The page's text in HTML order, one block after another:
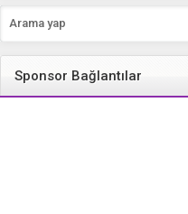
Sponsor Bağlantılar